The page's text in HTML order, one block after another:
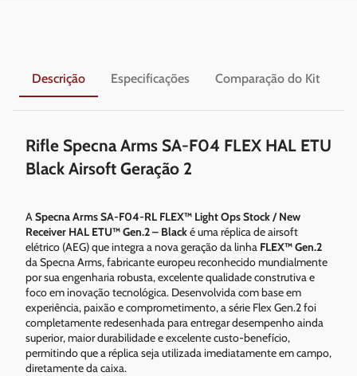
Descrição Especificações Comparação do Kit
Rifle Specna Arms SA-F04 FLEX HAL ETU
Black Airsoft Geração 2
A Specna Arms SA-F04-RL FLEX™ Light Ops Stock / New
Receiver HAL ETU™ Gen.2 – Blacké uma réplica de airsoft
elétrico (AEG) que integra a nova geração da linha FLEX™ Gen.2
da Specna Arms, fabricante europeu reconhecido mundialmente
por sua engenharia robusta, excelente qualidade construtiva e
foco em inovação tecnológica. Desenvolvida com base em
experiência, paixão e comprometimento, a série Flex Gen.2 foi
completamente redesenhada para entregar desempenho ainda
superior, maior durabilidade e excelente custo-benefício,
permitindo que a réplica seja utilizada imediatamente em campo,
diretamente da caixa.